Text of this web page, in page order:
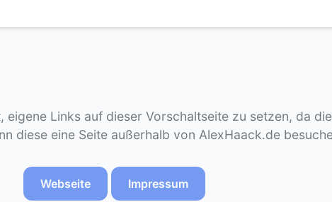
Links auf dieser Vorschaltseite zu setzen, da
diese eine Seite außerhalb von AlexHaack.de
Webseite Impressum